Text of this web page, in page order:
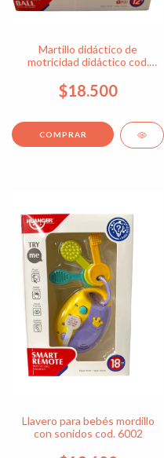
Martillo didáctico de
motricidad didáctico cod.
$18.500
Llavero para bebés mordillo
con sonidos cod. 6002